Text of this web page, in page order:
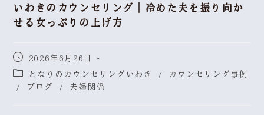
いわきのカウンセリング｜冷めた夫を振り向か
せる女っぷりの上げ方
2026年6月26日
となりのカウンセリングいわき
/
カウンセリング事例
/
ブログ / 夫婦関係